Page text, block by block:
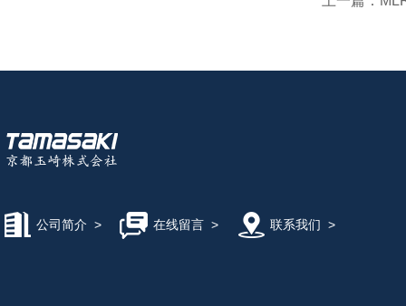
公司简介 > 在线留言> 联系我们 >